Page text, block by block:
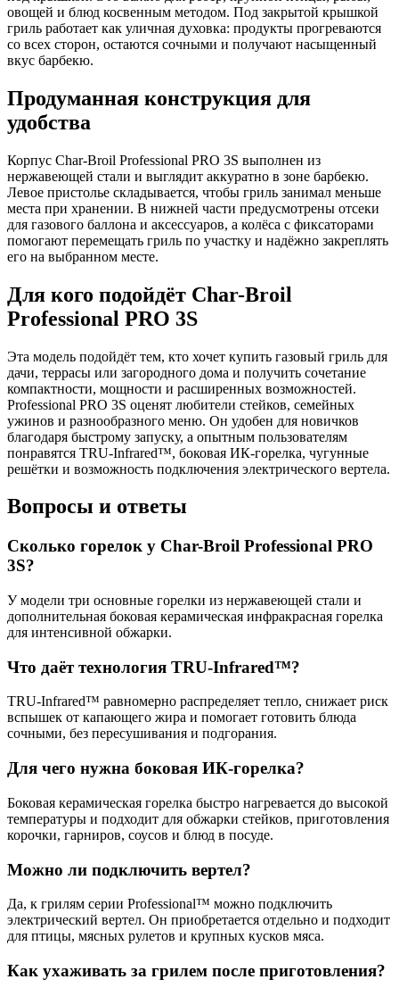
овощей и блюд косвенным методом. Под закрытой крышкой
гриль работает как уличная духовка: продукты прогреваются
со всех сторон, остаются сочными и получают насыщенный
вкус барбекю.
Продуманная конструкция для
удобства
Корпус Char-Broil Professional PRO 3S выполнен из
нержавеющей стали и выглядит аккуратно в зоне барбекю.
Левое пристолье складывается, чтобы гриль занимал меньше
места при хранении. В нижней части предусмотрены отсеки
для газового баллона и аксессуаров, а колёса с фиксаторами
помогают перемещать гриль по участку и надёжно закреплять
его на выбранном месте.
Для кого подойдёт Char-Broil
Professional PRO 3S
Эта модель подойдёт тем, кто хочет купить газовый гриль для
дачи, террасы или загородного дома и получить сочетание
компактности, мощности и расширенных возможностей.
Professional PRO 3S оценят любители стейков, семейных
ужинов и разнообразного меню. Он удобен для новичков
благодаря быстрому запуску, а опытным пользователям
понравятся TRU-Infrared™, боковая ИК-горелка, чугунные
решётки и возможность подключения электрического вертела.
Вопросы и ответы
Сколько горелок у Char-Broil Professional PRO
3S?
У модели три основные горелки из нержавеющей стали и
дополнительная боковая керамическая инфракрасная горелка
для интенсивной обжарки.
Что даёт технология TRU-Infrared™?
TRU-Infrared™ равномерно распределяет тепло, снижает риск
вспышек от капающего жира и помогает готовить блюда
сочными, без пересушивания и подгорания.
Для чего нужна боковая ИК-горелка?
Боковая керамическая горелка быстро нагревается до высокой
температуры и подходит для обжарки стейков, приготовления
корочки, гарниров, соусов и блюд в посуде.
Можно ли подключить вертел?
Да, к грилям серии Professional™ можно подключить
электрический вертел. Он приобретается отдельно и подходит
для птицы, мясных рулетов и крупных кусков мяса.
Как ухаживать за грилем после приготовления?